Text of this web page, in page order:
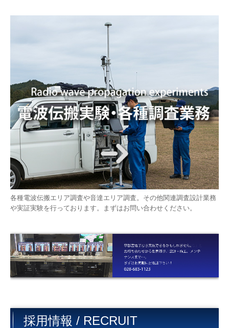
各種電波伝搬エリア調査や音達エリア調査。その他関連調査設計業務
や実証実験を行っております。まずはお問い合わせください。
採用情報 / RECRUIT